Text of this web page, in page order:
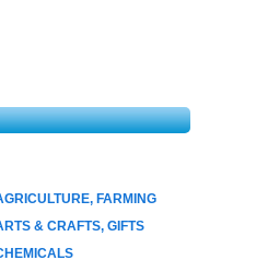
FARMING
& CRAFTS, GIFTS